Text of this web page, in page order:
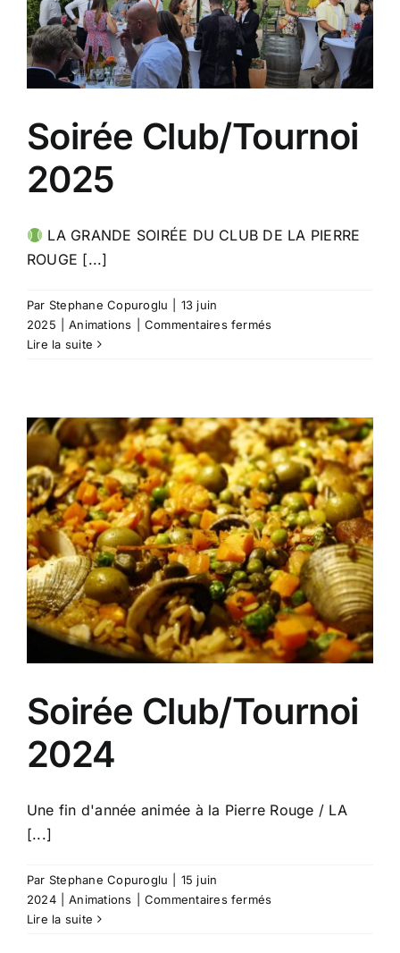
Soirée Club/Tournoi
2025
LA GRANDE SOIRÉE DU CLUB DE LA PIERRE
ROUGE [...]
Par Stephane Copuroglu
13 juin
2025
Animations Commentaires ferméssur
Lire la suite
Soirée Club/Tournoi
2024
Une fin d'année animée à la Pierre Rouge / LA
[...]
Par Stephane Copuroglu
15 juin
2024
Animations Commentaires ferméssur
Lire la suite